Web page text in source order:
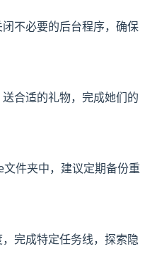
不必要的后台程序，确保
合适的礼物，完成她们的
件夹中，建议定期备份重
完成特定任务线，探索隐